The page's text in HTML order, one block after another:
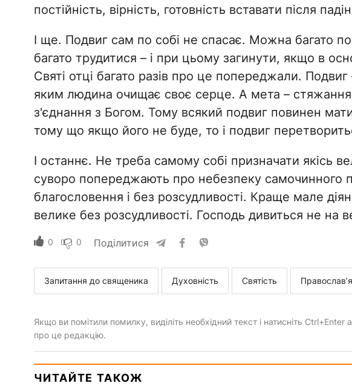
постійність, вірність, готовність вставати після
І ще. Подвиг сам по собі не спасає. Можна багато
багато трудитися – і при цьому загинути, якщо в
Святі отці багато разів про це попереджали.
яким людина очищає своє серце. А мета – стяжання
з'єднання з Богом. Тому всякий подвиг повинен
тому що якщо його не буде, то і подвиг
І останнє. Не треба самому собі призначати якісь
суворо попереджають про небезпеку самочинного
благословення і без розсудливості. Краще мале
велике без розсудливості. Господь дивиться не на
0 0 Поділитися
Запитання до священика Духовність Святість Православ’я
Якщо ви помітили помилку, виділіть необхідний текст і натисніть Ctrl+Enter
про це редакцію.
ЧИТАЙТЕ ТАКОЖ